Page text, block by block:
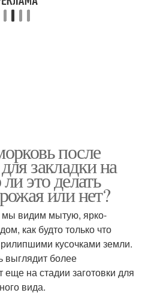
после
закладки на
это делать
или нет?
мы видим мытую, ярко-
как будто только что
кусочками земли.
выглядит более
на стадии заготовки для
вида.